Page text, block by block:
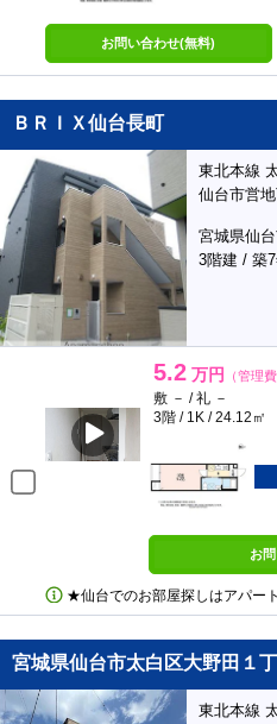
お問い合わせ(無料)
ＢＲＩＸ仙台長町
東北本線
仙台市営
宮城県仙
3階建 / 築
5.2 万円 （管理
敷 － / 礼 －
3階 / 1K / 24.12㎡
お
★仙台でのお部屋探しはアパー
宮城県仙台市太白区大野田１
東北本線